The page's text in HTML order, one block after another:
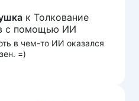
к Толкование
с помощью ИИ
в чем-то ИИ оказался
=)